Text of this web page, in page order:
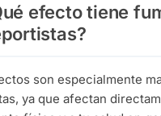
efecto tiene
son especialmente
ya que afectan